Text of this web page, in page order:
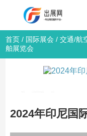
首页 / 国际展会 /交通/航
舶展览会
2024年印尼国